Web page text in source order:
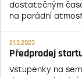
dostatečným
na parádní
21.3.2023
Předprodej
Vstupenky na